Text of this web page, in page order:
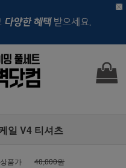
일 V4 티셔츠
상품가 40,000원